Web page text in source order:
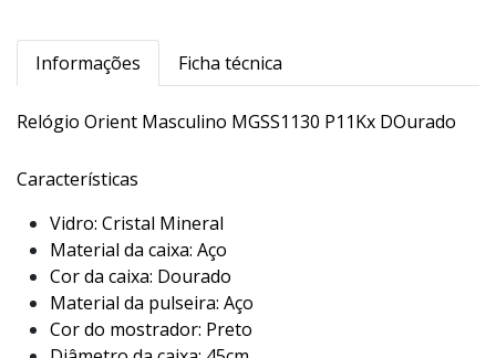
Informações Ficha técnica
Relógio Orient Masculino MGSS1130 P11Kx DOurado
Características
Vidro: Cristal Mineral
Material da caixa: Aço
Cor da caixa: Dourado
Material da pulseira: Aço
Cor do mostrador: Preto